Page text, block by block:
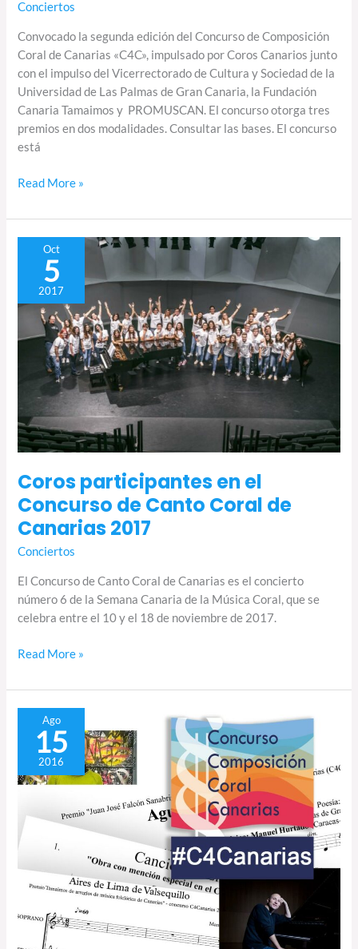
Conciertos
Convocado la segunda edición del Concurso de Composición
Coral de Canarias «C4C», impulsado por Coros Canarios junto
con el impulso del Vicerrectorado de Cultura y Sociedad de la
Universidad de Las Palmas de Gran Canaria, la Fundación
Canaria Tamaimos y PROMUSCAN. El concurso otorga tres
premios en dos modalidades. Consultar las bases. El concurso
está
Read More »
Oct
5
2017
Coros participantes en el
Concurso de Canto Coral de
Canarias 2017
Conciertos
El Concurso de Canto Coral de Canarias es el concierto
número 6 de la Semana Canaria de la Música Coral, que se
celebra entre el 10 y el 18 de noviembre de 2017.
Coros
participantes
el
Concurso
de
Canto
Coral
Canarias
2017
Read More »
Ago
15
2016
Resultados
Composición
Coral
de
#C4C